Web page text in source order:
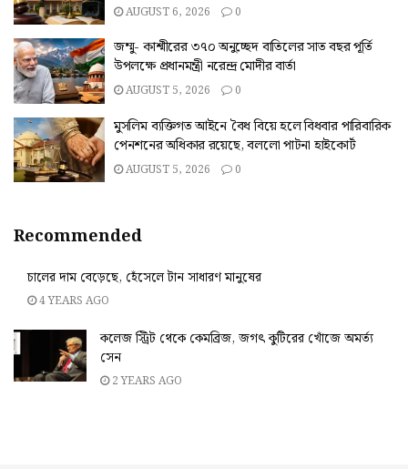
AUGUST 6, 2026 0
জম্মু- কাশ্মীরের ৩৭০ অনুচ্ছেদ বাতিলের সাত বছর পূর্তি
উপলক্ষে প্রধানমন্ত্রী নরেন্দ্র মোদীর বার্তা
AUGUST 5, 2026 0
মুসলিম ব্যক্তিগত আইনে বৈধ বিয়ে হলে বিধবার পারিবারিক
পেনশনের অধিকার রয়েছে, বললো পাটনা হাইকোর্ট
AUGUST 5, 2026 0
Recommended
চালের দাম বেড়েছে, হেঁসেলে টান সাধারণ মানুষের
4 YEARS AGO
কলেজ স্ট্রিট থেকে কেমব্রিজ, জগৎ কুটিরের খোঁজে অমর্ত্য
সেন
2 YEARS AGO